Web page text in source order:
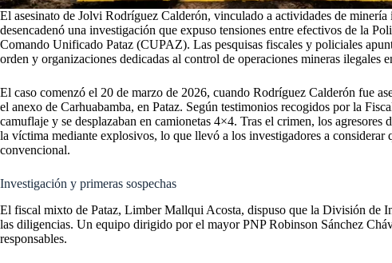
El asesinato de Jolvi Rodríguez Calderón, vinculado a actividades de
desencadenó una investigación que expuso tensiones entre efectivos de la
Comando Unificado Pataz (CUPAZ). Las pesquisas fiscales y policiales
orden y organizaciones dedicadas al control de operaciones mineras ilegales
El caso comenzó el 20 de marzo de 2026, cuando Rodríguez Calderón fue
el anexo de Carhuabamba, en Pataz. Según testimonios recogidos por la
camuflaje y se desplazaban en camionetas 4×4. Tras el crimen, los
la víctima mediante explosivos, lo que llevó a los investigadores a considerar
convencional.
Investigación y primeras sospechas
El fiscal mixto de Pataz, Limber Mallqui Acosta, dispuso que la División de
las diligencias. Un equipo dirigido por el mayor PNP Robinson Sánchez
responsables.